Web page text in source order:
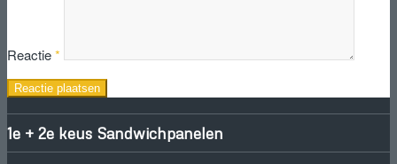
Reactie*
1e + 2e keus Sandwichpanelen